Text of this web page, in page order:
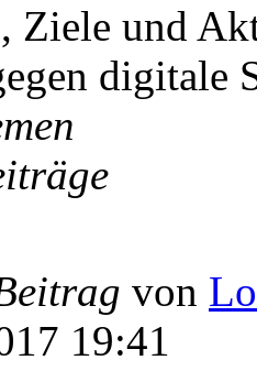
Ziele und
digitale
von
19:41